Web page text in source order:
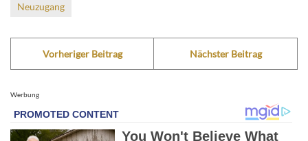
Neuzugang
Vorheriger Beitrag Nächster Beitrag
Werbung